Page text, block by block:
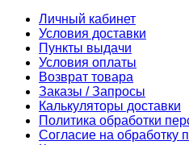
Личный кабинет
Условия доставки
Пункты выдачи
Условия оплаты
Возврат товара
Заказы / Запросы
Калькуляторы доставки
Политика обработки
Согласие на обработку